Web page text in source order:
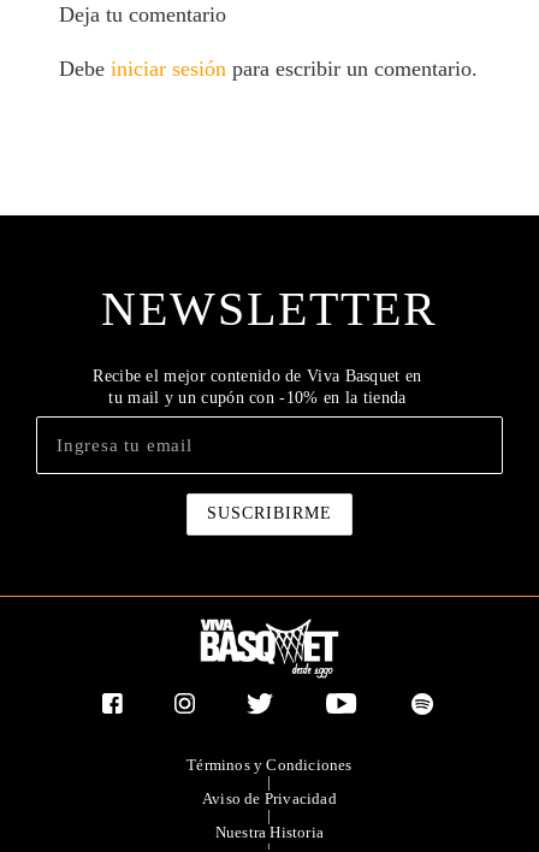
Deja tu comentario
Debeiniciar sesiónpara escribir un comentario.
NEWSLETTER
Recibe el mejor contenido de Viva Basquet en
tu mail y un cupón con -10% en la tienda
Términos y Condiciones
|
Aviso de Privacidad
|
Nuestra Historia